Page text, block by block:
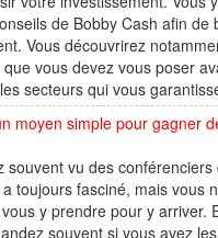
de Bobby Cash afin de
Vous découvrirez
vous devez vous poser
secteurs qui vous
moyen simple pour gagner
souvent vu des
toujours fasciné, mais vous
y prendre pour y arriver.
souvent si vous avez